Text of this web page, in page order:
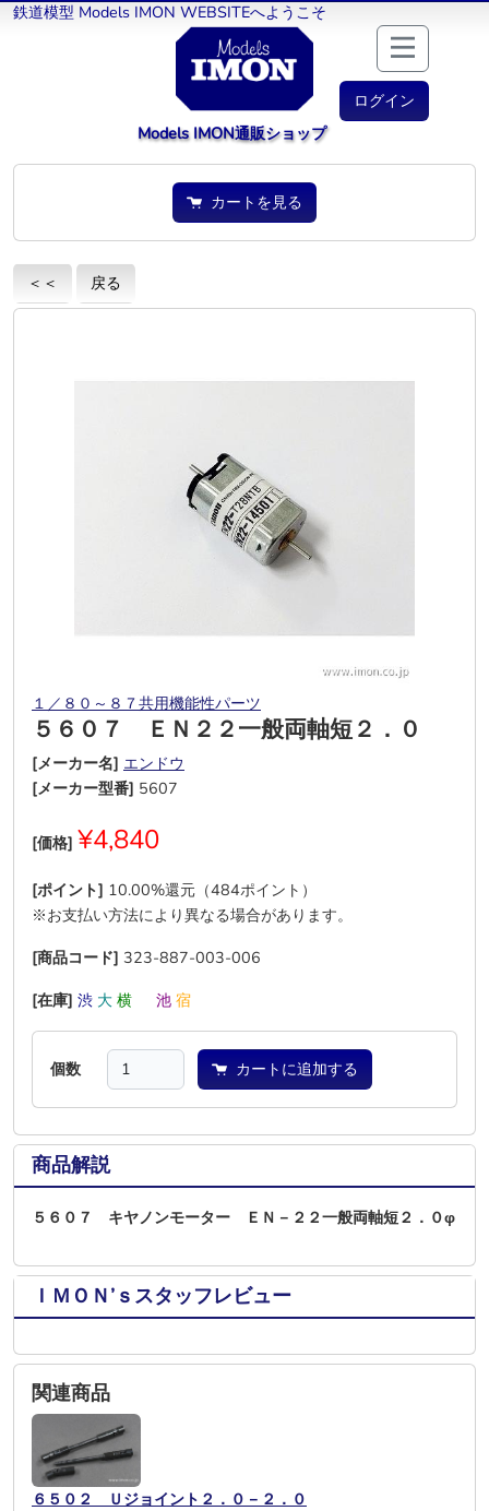
鉄道模型 Models IMON WEBSITEへようこそ
ログイン
Models IMON通販ショップ
カートを見る
＜＜ 戻る
１／８０～８７共用機能性パーツ
５６０７ ＥＮ２２一般両軸短２．０
[メーカー名] エンドウ
[メーカー型番] 5607
[価格] ¥4,840
[ポイント] 10.00%還元（484ポイント）
※お支払い方法により異なる場合があります。
[商品コード] 323-887-003-006
[在庫] 渋 大 横 池 宿
個数 カートに追加する
商品解説
５６０７ キヤノンモーター ＥＮ－２２一般両軸短２．０φ
ＩＭＯＮ’ｓスタッフレビュー
関連商品
６５０２ Ｕジョイント２．０－２．０